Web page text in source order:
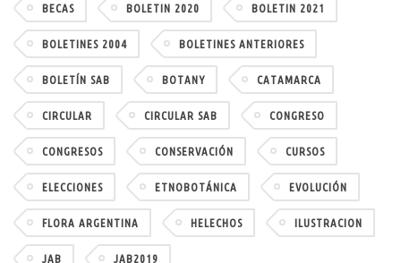
BECAS BOLETIN 2020 BOLETIN 2021
BOLETINES 2004 BOLETINES ANTERIORES
BOLETÍN SAB BOTANY CATAMARCA
CIRCULAR CIRCULAR SAB CONGRESO
CONGRESOS CONSERVACIÓN CURSOS
ELECCIONES ETNOBOTÁNICA EVOLUCIÓN
FLORA ARGENTINA HELECHOS ILUSTRACION
JAB JAB2019